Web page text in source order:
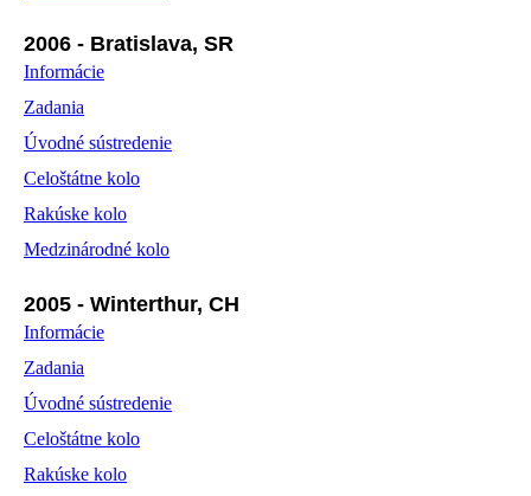
2006 - Bratislava, SR
Informácie
Zadania
Úvodné sústredenie
Celoštátne kolo
Rakúske kolo
Medzinárodné kolo
2005 - Winterthur, CH
Informácie
Zadania
Úvodné sústredenie
Celoštátne kolo
Rakúske kolo